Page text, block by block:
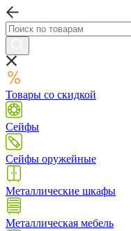
Товары со скидкой
Сейфы
Сейфы оружейные
Металлические шкафы
Металлическая мебель